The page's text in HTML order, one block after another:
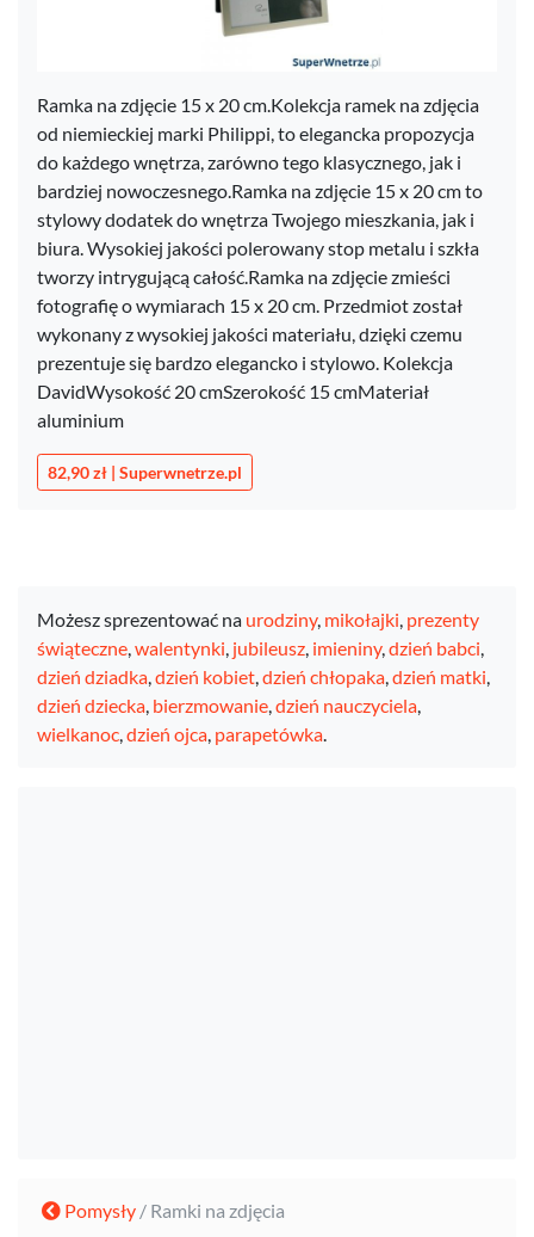
Ramka na zdjęcie 15 x 20 cm.Kolekcja ramek na zdjęcia
od niemieckiej marki Philippi, to elegancka propozycja
do każdego wnętrza, zarówno tego klasycznego, jak i
bardziej nowoczesnego.Ramka na zdjęcie 15 x 20 cm to
stylowy dodatek do wnętrza Twojego mieszkania, jak i
biura. Wysokiej jakości polerowany stop metalu i szkła
tworzy intrygującą całość.Ramka na zdjęcie zmieści
fotografię o wymiarach 15 x 20 cm. Przedmiot został
wykonany z wysokiej jakości materiału, dzięki czemu
prezentuje się bardzo elegancko i stylowo. Kolekcja
DavidWysokość 20 cmSzerokość 15 cmMateriał
aluminium
82,90 zł | Superwnetrze.pl
Możesz sprezentować na urodziny, mikołajki, prezenty
świąteczne,walentynki, jubileusz, imieniny,dzień babci,
dzień dziadka,dzień kobiet,dzień chłopaka,dzień matki,
dzień dziecka, bierzmowanie,dzień nauczyciela,
wielkanoc,dzień ojca, parapetówka.
Pomysły / Ramki na zdjęcia